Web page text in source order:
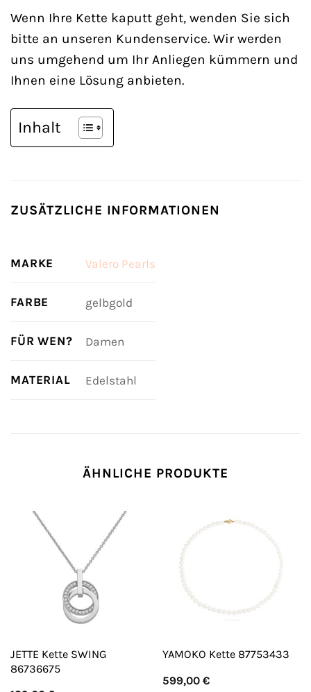
Wenn Ihre Kette kaputt geht, wenden Sie sich
bitte an unseren Kundenservice. Wir werden
uns umgehend um Ihr Anliegen kümmern und
Ihnen eine Lösung anbieten.
Inhalt
ZUSÄTZLICHE INFORMATIONEN
MARKE Valero Pearls
FARBE gelbgold
FÜR WEN? Damen
MATERIAL Edelstahl
ÄHNLICHE PRODUKTE
JETTE Kette SWING
86736675
YAMOKO Kette 87753433
599,00 €